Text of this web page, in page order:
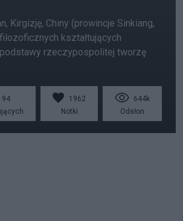
Kirgizję, Chiny (prowincje Sinkiang,
kształtujących
rzeczypospolitej tworzę
94
1962
Notki
644k
Odsłon